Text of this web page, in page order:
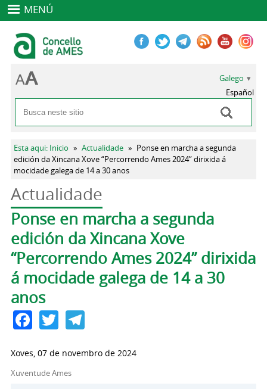
MENÚ
Formulario de busca
Buscar
Galego
Español
Vostede está aquí
Esta aqui: Inicio » Actualidade » Ponse en marcha a segunda
edición da Xincana Xove “Percorrendo Ames 2024” dirixida á
mocidade galega de 14 a 30 anos
Actualidade
Pestanas principais
Ponse en marcha a segunda
edición da Xincana Xove
“Percorrendo Ames 2024” dirixida
á mocidade galega de 14 a 30
anos
Facebook
TwitterTelegram
Xoves, 07 de novembro de 2024
Xuventude Ames